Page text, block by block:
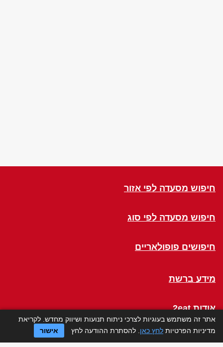
חיפוש מסעדה לפי אזור
חיפוש מסעדה לפי סוג
חיפושים פופולאריים
מידע ברשת
אודות 2eat
Click a Table
אתר זה משתמש בעוגיות לצרכי ניתוח תנועות ושיווק מחדש. לקריאת
מדיניות הפרטיות לחץ כאן . להסתרת ההודעה לחץ אישור